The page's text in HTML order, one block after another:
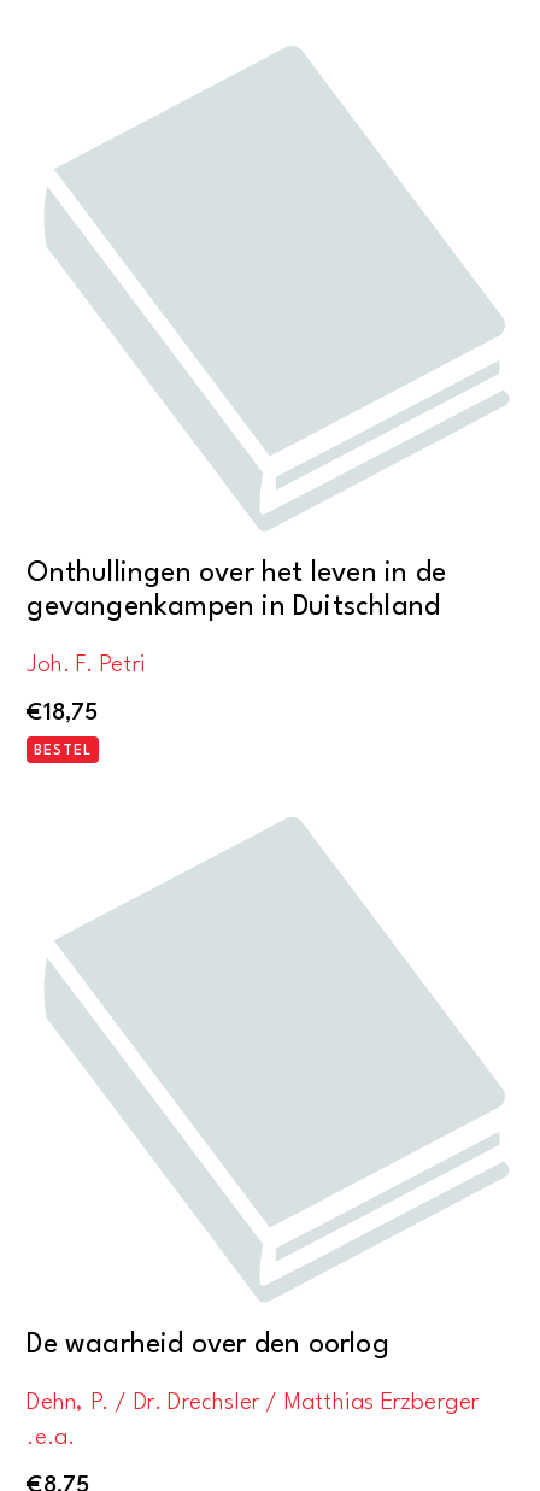
Onthullingen over het leven in de
gevangenkampen in Duitschland
Joh. F. Petri
€18,75
BESTEL
De waarheid over den oorlog
Dehn, P. / Dr. Drechsler / Matthias Erzberger
.e.a.
€8,75